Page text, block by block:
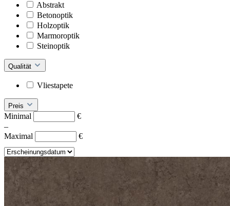
Abstrakt
Betonoptik
Holzoptik
Marmoroptik
Steinoptik
Qualität
Vliestapete
Preis
Minimal
€
–
Maximal
€